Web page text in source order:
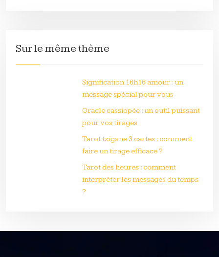
Sur le même thème
Signification 16h16 amour : un
message spécial pour vous
Oracle cassiopée : un outil puissant
pour vos tirages
Tarot tzigane 3 cartes : comment
faire un tirage efficace ?
Tarot des heures : comment
interpréter les messages du temps
?